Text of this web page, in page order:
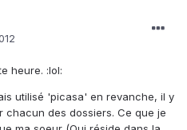
heure. :lol:
utilisé 'picasa' en revanche, il y
chacun des dossiers. Ce que je